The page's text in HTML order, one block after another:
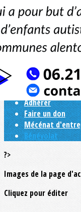
Exporter les lignes
Exporter toutes les
Exporter
Menu
>
Nous aider
Adhérer
Faire un don
Mécénat
Bénévolat
?>
Images de la page
Cliquez pour éditer